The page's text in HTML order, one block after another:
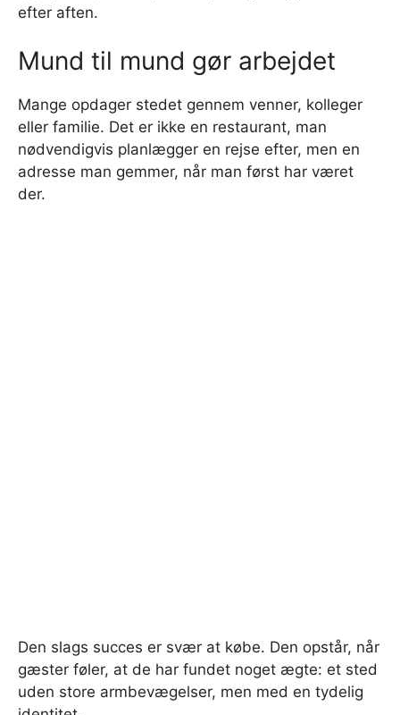
efter aften.
Mund til mund gør arbejdet
Mange opdager stedet gennem venner, kolleger
eller familie. Det er ikke en restaurant, man
nødvendigvis planlægger en rejse efter, men en
adresse man gemmer, når man først har været
der.
Den slags succes er svær at købe. Den opstår, når
gæster føler, at de har fundet noget ægte: et sted
uden store armbevægelser, men med en tydelig